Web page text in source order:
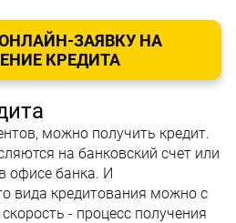
ЗАЯВКУ НА
КРЕДИТА
можно получить кредит.
на банковский счет или
офисе банка. И
вида кредитования можно с
- процесс получения